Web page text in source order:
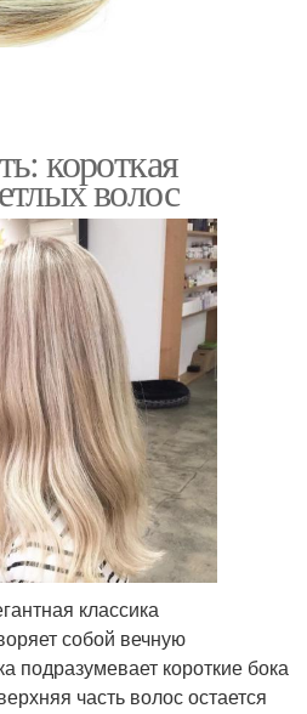
короткая
волос
классика
собой вечную
подразумевает короткие бока
часть волос остается